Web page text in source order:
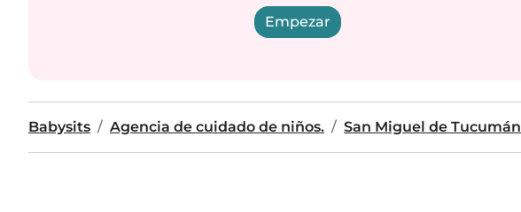
Empezar
Babysits Agencia de cuidado de niños. San Miguel de Tucumán